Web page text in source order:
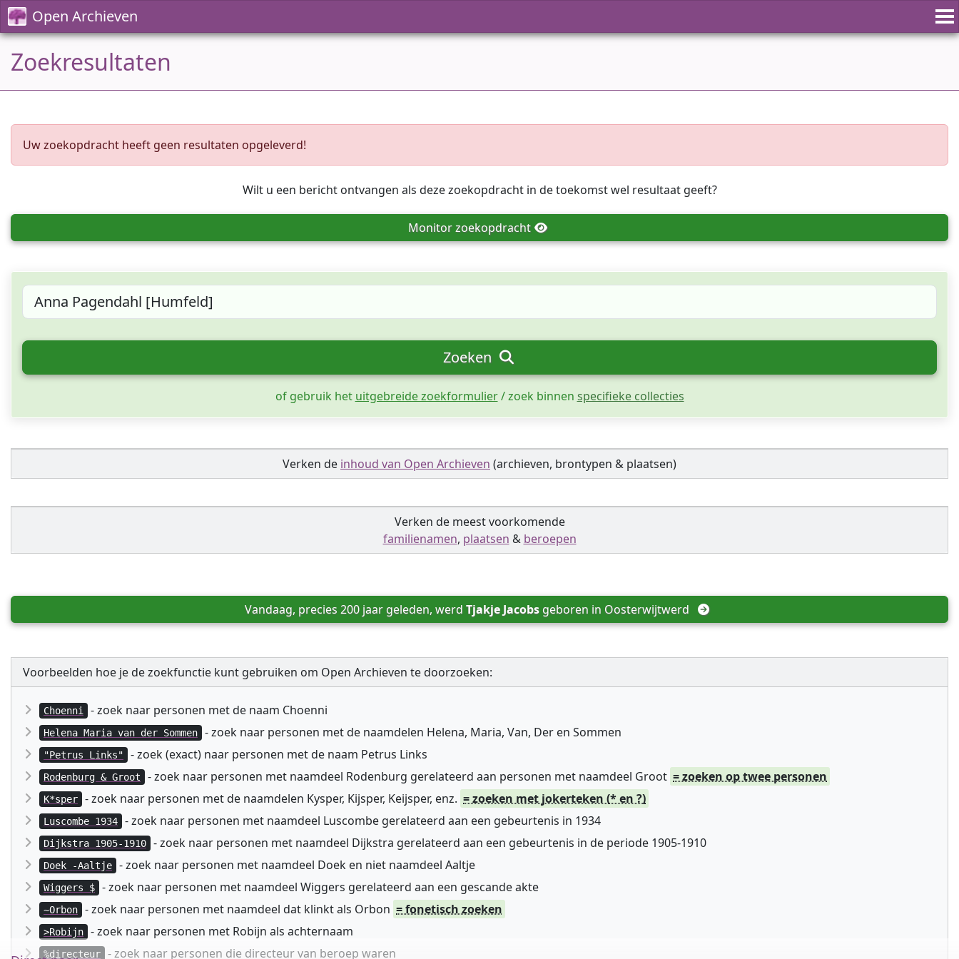
Open Archieven
Zoekresultaten
Uw zoekopdracht heeft geen resultaten opgeleverd!
Wilt u een bericht ontvangen als deze zoekopdracht in de toekomst wel resultaat geeft?
Monitorzoekopdracht
Zoeken
of gebruik het uitgebreide zoekformulier/ zoek binnen specifieke collecties
Verken de inhoud van Open Archieven (archieven, brontypen & plaatsen)
Verken de meest voorkomende
familienamen, plaatsen & beroepen
Vandaag, precies 200 jaar geleden, werd Tjakje Jacobs geboren in Oosterwijtwerd
Voorbeelden hoe je de zoekfunctie kunt gebruiken om Open Archieven te doorzoeken:
Choenni - zoek naar personen met de naam Choenni
Helena Maria van der Sommen - zoek naar personen met de naamdelen Helena, Maria, Van, Der en Sommen
"Petrus Links" - zoek (exact) naar personen met de naam Petrus Links
Rodenburg & Groot - zoek naar personen met naamdeel Rodenburg gerelateerd aan personen met naamdeel Groot = zoeken op twee personen
K*sper - zoek naar personen met de naamdelen Kysper, Kijsper, Keijsper, enz. = zoeken met jokerteken (* en ?)
Luscombe 1934 - zoek naar personen met naamdeel Luscombe gerelateerd aan een gebeurtenis in 1934
Dijkstra 1905-1910 - zoek naar personen met naamdeel Dijkstra gerelateerd aan een gebeurtenis in de periode 1905-1910
Doek -Aaltje - zoek naar personen met naamdeel Doek en niet naamdeel Aaltje
Wiggers $ - zoek naar personen met naamdeel Wiggers gerelateerd aan een gescande akte
~Orbon - zoek naar personen met naamdeel dat klinkt als Orbon = fonetisch zoeken
>Robijn - zoek naar personen met Robijn als achternaam
%directeur - zoek naar personen die directeur van beroep waren